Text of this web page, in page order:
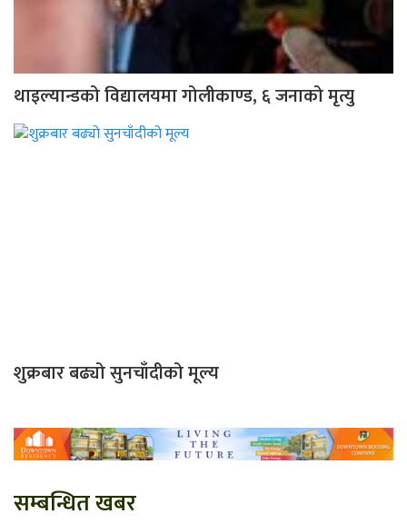
थाइल्यान्डको विद्यालयमा गोलीकाण्ड, ६ जनाको मृत्यु
शुक्रबार बढ्यो सुनचाँदीको मूल्य
सम्बन्धित खबर